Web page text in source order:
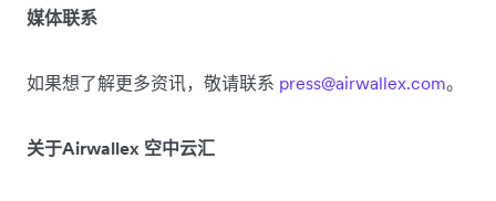
媒体联系
如果想了解更多资讯，敬请联系 press@airwallex.com。
关于Airwallex 空中云汇